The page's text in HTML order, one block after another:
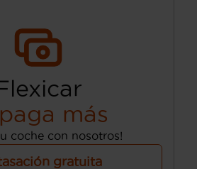
más
coche con nosotros!
gratuita